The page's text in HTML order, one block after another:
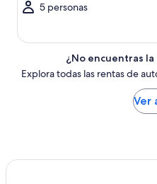
5 personas
¿No encuentras
Explora todas las rentas de
Ver